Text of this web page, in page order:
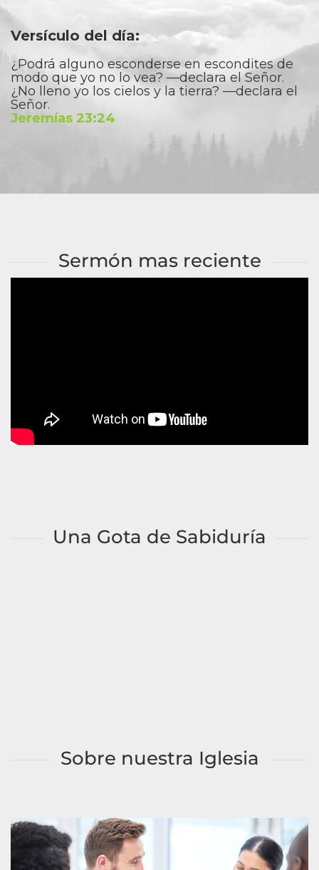
Versículo del día:
¿Podrá alguno esconderse en escondites de
modo que yo no lo vea? —declara el Señor.
¿No lleno yo los cielos y la tierra? —declara el
Señor.
Jeremías 23:24
Sermón mas reciente
Una Gota de Sabiduría
Sobre nuestra Iglesia